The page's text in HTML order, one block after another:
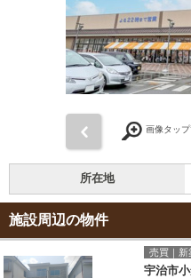
画像タッ
所在地
施設周辺の物件
売買｜新
宇治市